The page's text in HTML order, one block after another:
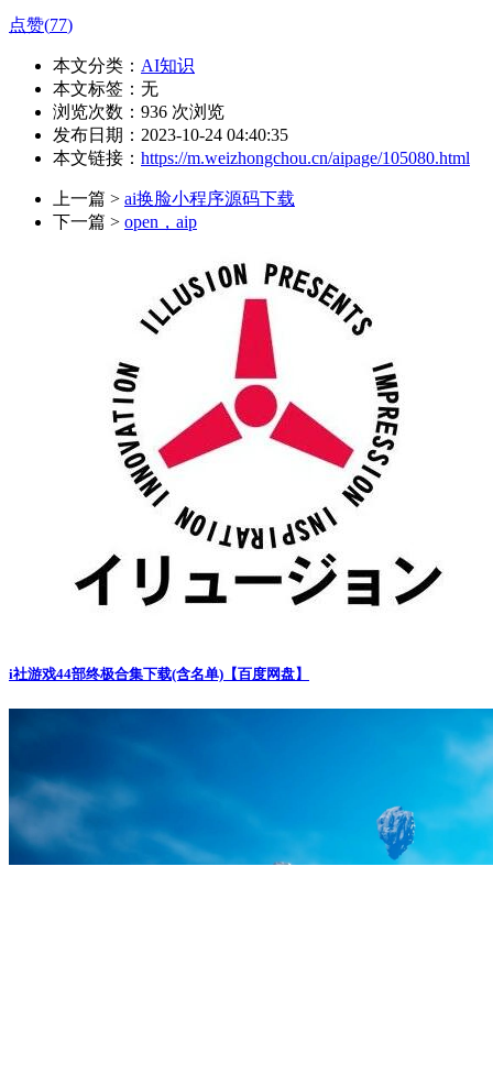
点赞(77)
本文分类： AI知识
本文标签：无
浏览次数： 936 次浏览
发布日期：2023-10-24 04:40:35
本文链接： https://m.weizhongchou.cn/aipage/105080.html
上一篇 > ai换脸小程序源码下载
下一篇 > open，aip
i社游戏44部终极合集下载(含名单)【百度网盘】